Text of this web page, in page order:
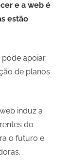
e a web é
estão
pode apoiar
de planos
induz a
do
o futuro e